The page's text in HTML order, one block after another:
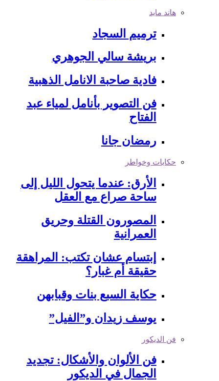
هاند مايد
ترميم السجاد
بريشة سالي الجوهري
فادية صاحبة الانامل الذهبية
فن التصوير بأنامل لمياء عبد
الفتاح
رمضان جانا
حكايات وخواطر
الأرق: عندما يتحول الليل إلى
ساحة صراع مع العقل
المصورون القتلة وحريق
العمرانية
إبتسام عشان تكتب: المراهقة
حقيقة أم غبار؟
حكاية السبع بنات وقبابهن
يوسف زيدان و”الفيل”
فن الديكور
فن الألوان والأشكال: تجديد
الجمال في الديكور